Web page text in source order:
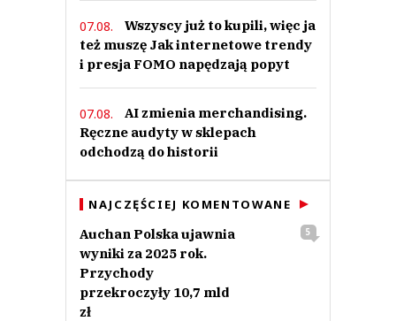
07.08.
Wszyscy już to kupili, więc ja
też muszę Jak internetowe trendy
i presja FOMO napędzają popyt
07.08.
AI zmienia merchandising.
Ręczne audyty w sklepach
odchodzą do historii
NAJCZĘŚCIEJ KOMENTOWANE
Auchan Polska ujawnia
wyniki za 2025 rok.
Przychody
przekroczyły 10,7 mld
zł
5